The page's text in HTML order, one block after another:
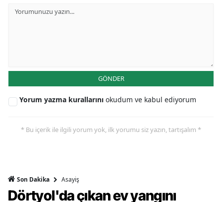
GÖNDER
Yorum yazma kurallarını okudum ve kabul ediyorum
* Bu içerik ile ilgili yorum yok, ilk yorumu siz yazın, tartışalım *
Son Dakika Asayiş
Dörtyol'da çıkan ev yangını